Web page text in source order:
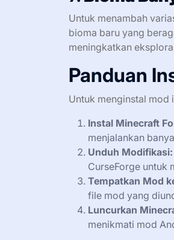
Untuk menambah
bioma baru yang
meningkatkan
Panduan
Untuk menginstal mod
Instal Minecraft
menjalankan
Unduh Modifikasi:
CurseForge untuk
Tempatkan Mod
file mod yang
Luncurkan
menikmati mod